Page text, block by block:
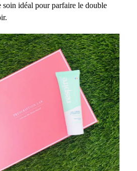
soin idéal pour parfaire le double